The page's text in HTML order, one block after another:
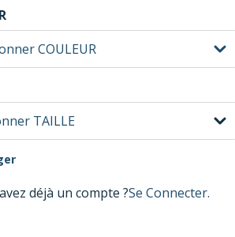
déjà un compte ?Se Connecter.